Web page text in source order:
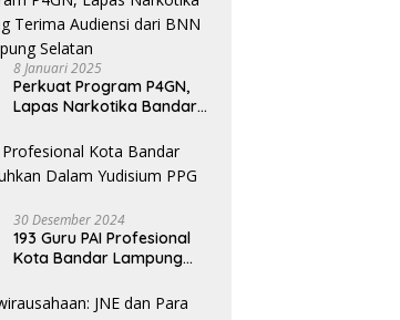
8 Januari 2025
Perkuat Program P4GN,
Lapas Narkotika Bandar
dari BNN Kabupaten
Lampung Selatan
30 Desember 2024
193 Guru PAI Profesional
Kota Bandar Lampung
Yudisium PPG Tahun 2024